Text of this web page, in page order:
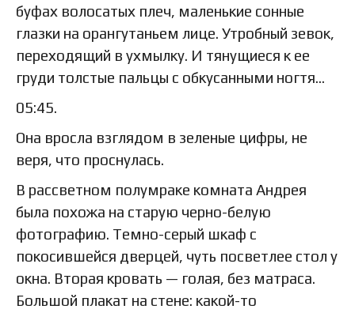
буфах волосатых плеч, маленькие сонные
глазки на орангутаньем лице. Утробный зевок,
переходящий в ухмылку. И тянущиеся к ее
груди толстые пальцы с обкусанными ногтя…
05:45.
Она вросла взглядом в зеленые цифры, не
веря, что проснулась.
В рассветном полумраке комната Андрея
была похожа на старую черно-белую
фотографию. Темно-серый шкаф с
покосившейся дверцей, чуть посветлее стол у
окна. Вторая кровать — голая, без матраса.
Большой плакат на стене: какой-то